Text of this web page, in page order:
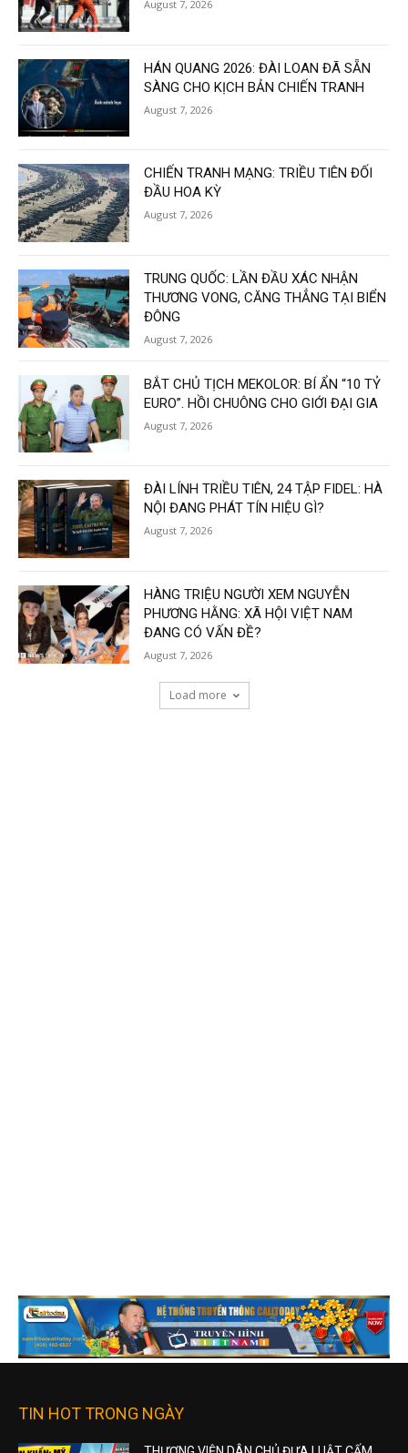
August 7, 2026
HÁN QUANG 2026: ĐÀI LOAN ĐÃ SẴN
SÀNG CHO KỊCH BẢN CHIẾN TRANH
August 7, 2026
CHIẾN TRANH MẠNG: TRIỀU TIÊN ĐỐI
ĐẦU HOA KỲ
August 7, 2026
TRUNG QUỐC: LẦN ĐẦU XÁC NHẬN
THƯƠNG VONG, CĂNG THẲNG TẠI BIỂN
ĐÔNG
August 7, 2026
BẮT CHỦ TỊCH MEKOLOR: BÍ ẨN “10 TỶ
EURO”. HỒI CHUÔNG CHO GIỚI ĐẠI GIA
August 7, 2026
ĐÀI LÍNH TRIỀU TIÊN, 24 TẬP FIDEL: HÀ
NỘI ĐANG PHÁT TÍN HIỆU GÌ?
August 7, 2026
HÀNG TRIỆU NGƯỜI XEM NGUYỄN
PHƯƠNG HẰNG: XÃ HỘI VIỆT NAM
ĐANG CÓ VẤN ĐỀ?
August 7, 2026
Load more
TIN HOT TRONG NGÀY